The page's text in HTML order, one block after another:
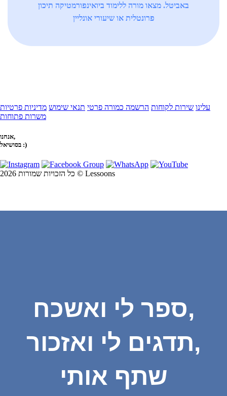
באביטל. מצאו מורה ללימוד ביואינפורמטיקה תיכון
פרונטלית או שיעורי אונליין
עלינו שירות לקוחות הרשמה כמורה פרטי תנאי שימוש מדיניות פרטיות
משרות פתוחות
אנחנו,
בסושיאל :)
כל הזכויות שמורות 2026 © Lessoons
ספר לי ואשכח,
תדגים לי ואזכור,
שתף אותי